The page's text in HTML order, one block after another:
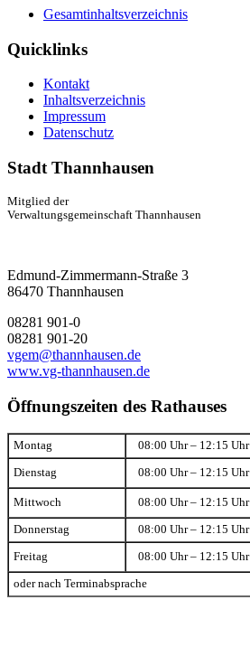
Gesamtinhaltsverzeichnis
Quicklinks
Kontakt
Inhaltsverzeichnis
Impressum
Datenschutz
Stadt Thannhausen
Mitglied der
Verwaltungsgemeinschaft Thannhausen
Edmund-Zimmermann-Straße 3
86470 Thannhausen
08281 901-0
08281 901-20
vgem@thannhausen.de
www.vg-thannhausen.de
Öffnungszeiten des Rathauses
Montag 08:00 Uhr – 12:15 Uhr
Dienstag 08:00 Uhr – 12:15 Uhr
Mittwoch 08:00 Uhr – 12:15 Uhr
Donnerstag 08:00 Uhr – 12:15 Uhr
Freitag 08:00 Uhr – 12:15 Uhr
oder nach Terminabsprache